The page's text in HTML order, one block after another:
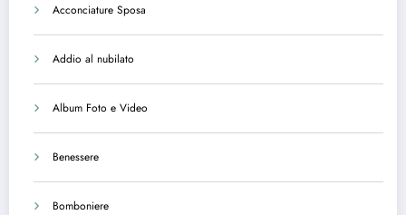
Acconciature Sposa
Addio al nubilato
Album Foto e Video
Benessere
Bomboniere